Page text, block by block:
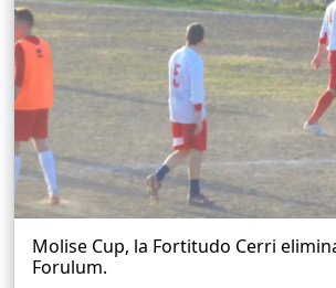
Molise Cup, la Fortitudo Cerri
Forulum.